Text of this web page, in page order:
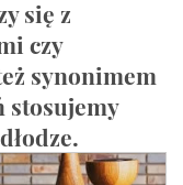
się z
czy
synonimem
stosujemy